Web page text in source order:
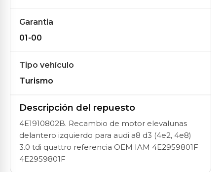
Garantia
01-00
Tipo vehículo
Turismo
Descripción del repuesto
4E1910802B. Recambio de motor elevalunas
delantero izquierdo para audi a8 d3 (4e2, 4e8)
3.0 tdi quattro referencia OEM IAM 4E2959801F
4E2959801F